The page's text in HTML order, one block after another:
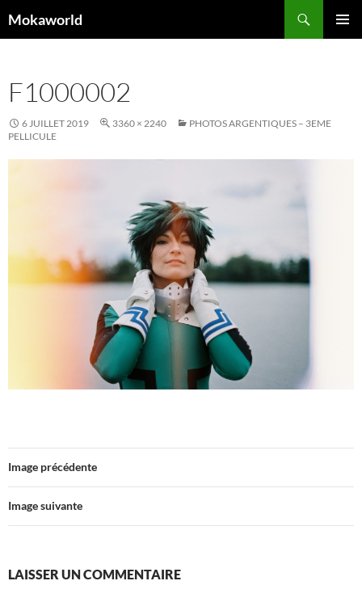
auMokaworld
F1000002
6 JUILLET 2019 3360 × 2240
PHOTOS ARGENTIQUES – 3EME
PELLICULE
Image précédente
Image suivante
LAISSER UN COMMENTAIRE